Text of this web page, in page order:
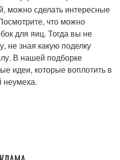
можно сделать интересные
что можно
для яиц. Тогда вы не
не зная какую поделку
В нашей подборке
идеи, которые воплотить в